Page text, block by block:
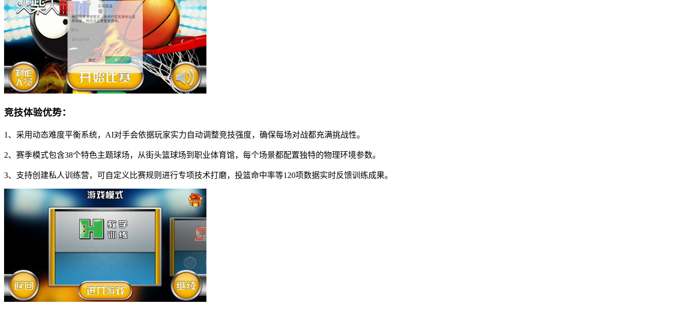
竞技体验优势：
1、采用动态难度平衡系统，AI对手会依据玩家实力自动调整竞技强度，确保每场对战都充满挑战性。
2、赛季模式包含38个特色主题球场，从街头篮球场到职业体育馆，每个场景都配置独特的物理环境参数。
3、支持创建私人训练营，可自定义比赛规则进行专项技术打磨，投篮命中率等120项数据实时反馈训练成果。